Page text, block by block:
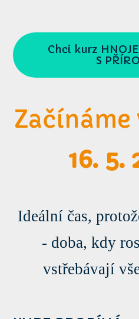
Chci kurz
S
Začínáme
16. 5.
Ideální čas,
- doba, kdy
vstřebávají